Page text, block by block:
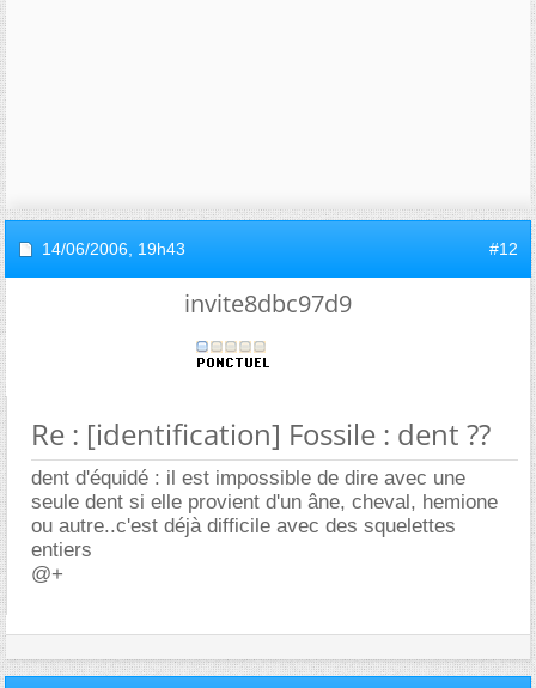
14/06/2006, 19h43 #12
invite8dbc97d9
Re : [identification] Fossile : dent ??
dent d'équidé : il est impossible de dire avec une
seule dent si elle provient d'un âne, cheval, hemione
ou autre..c'est déjà difficile avec des squelettes
entiers
@+